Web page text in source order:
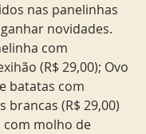
nas panelinhas
novidades.
com
(R$ 29,00); Ovo
batatas com
brancas (R$ 29,00)
com molho de